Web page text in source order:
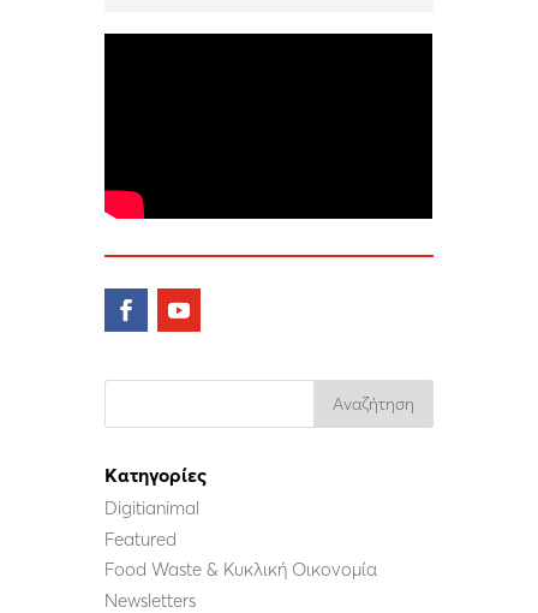
Kατηγορίες
Digitianimal
Featured
Food Waste & Κυκλική Οικονομία
Newsletters